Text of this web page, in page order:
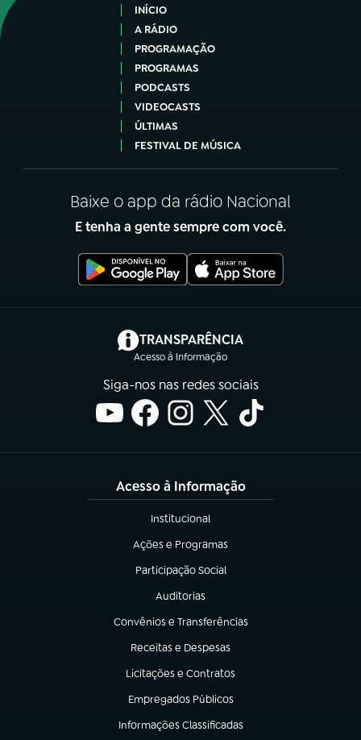
INÍCIO
A RÁDIO
PROGRAMAÇÃO
PROGRAMAS
PODCASTS
VIDEOCASTS
ÚLTIMAS
FESTIVAL DE MÚSICA
Baixe o app da rádio Nacional
E tenha a gente sempre com você.
TRANSPARÊNCIA
Acesso à Informação
(abre em nova aba)
Siga-nos nas redes sociais
Acesso à Informação
Institucional
(abre em nova aba)
Ações e Programas
(abre em nova aba)
Participação Social
(abre em nova aba)
Auditorias
(abre em nova aba)
Convênios e Transferências
(abre em nova aba)
Receitas e Despesas
(abre em nova aba)
Licitações e Contratos
(abre em nova aba)
Empregados Públicos
(abre em nova aba)
Informações Classificadas
(abre em nova aba)